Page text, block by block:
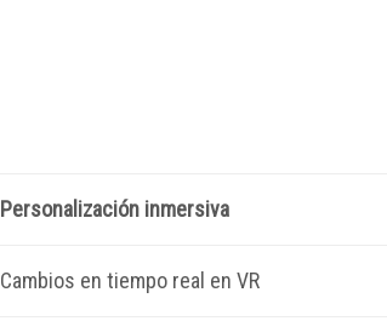
Personalización inmersiva
Cambios en tiempo real en VR